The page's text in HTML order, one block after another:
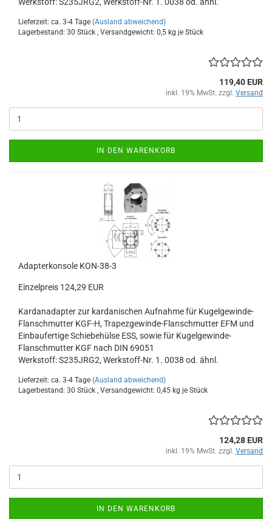
Lieferzeit: ca. 3-4 Tage (Ausland abweichend)
Lagerbestand: 30 Stück , Versandgewicht: 0,5 kg je Stück
119,40 EUR
inkl. 19% MwSt. zzgl. Versand
IN DEN WARENKORB
Adapterkonsole KON-38-3
Einzelpreis 124,29 EUR
Kardanadapter zur kardanischen Aufnahme für Kugelgewinde-
Flanschmutter KGF-H, Trapezgewinde-Flanschmutter EFM und
Einbaufertige Schiebehülse ESS, sowie für Kugelgewinde-
Flanschmutter KGF nach DIN 69051
Werkstoff: S235JRG2, Werkstoff-Nr. 1. 0038 od. ähnl.
Lieferzeit: ca. 3-4 Tage (Ausland abweichend)
Lagerbestand: 30 Stück , Versandgewicht: 0,45 kg je Stück
124,28 EUR
inkl. 19% MwSt. zzgl. Versand
IN DEN WARENKORB